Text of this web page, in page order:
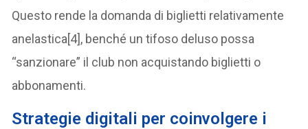
Questo rende la domanda di biglietti relativamente
anelastica[4], benché un tifoso deluso possa
“sanzionare” il club non acquistando biglietti o
abbonamenti.
Strategie digitali per coinvolgere i